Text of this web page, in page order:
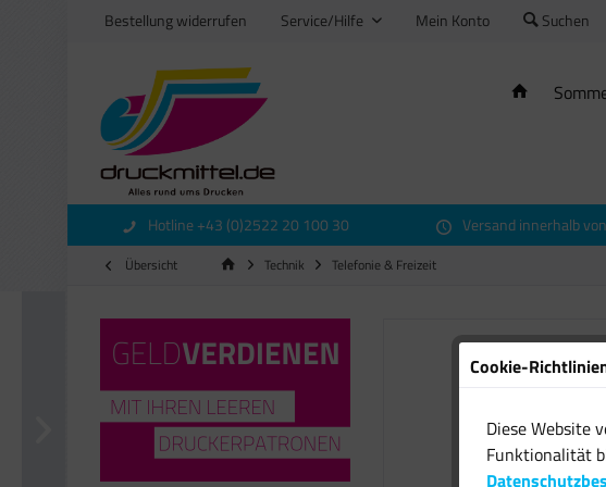
Bestellung widerrufen Service/Hilfe Mein Konto Suchen
Hotline +43 (0)2522 20 100 30 Versand innerhalb
Übersicht Technik Telefonie & Freizeit
Cookie-
Diese Website
Funktionalität